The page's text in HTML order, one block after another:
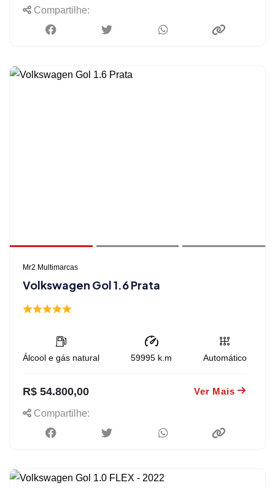
Compartilhe:
Mr2 Multimarcas
Volkswagen Gol 1.6 Prata
Álcool e gás natural 59995 k.m Automático
R$ 54.800,00 Ver Mais
Compartilhe: